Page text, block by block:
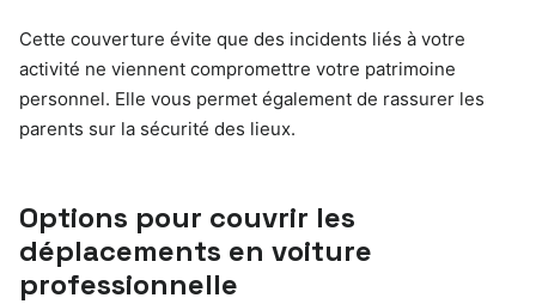
Cette couverture évite que des incidents liés à votre
activité ne viennent compromettre votre patrimoine
personnel. Elle vous permet également de rassurer les
parents sur la sécurité des lieux.
Options pour couvrir les
déplacements en voiture
professionnelle